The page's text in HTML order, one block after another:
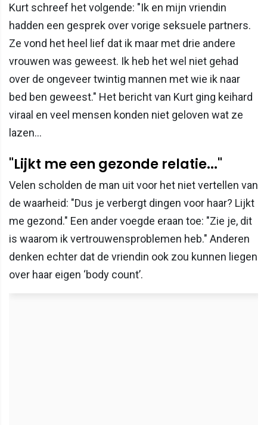
Kurt schreef het volgende: "Ik en mijn vriendin
hadden een gesprek over vorige seksuele partners.
Ze vond het heel lief dat ik maar met drie andere
vrouwen was geweest. Ik heb het wel niet gehad
over de ongeveer twintig mannen met wie ik naar
bed ben geweest." Het bericht van Kurt ging keihard
viraal en veel mensen konden niet geloven wat ze
lazen...
"Lijkt me een gezonde relatie..."
Velen scholden de man uit voor het niet vertellen van
de waarheid: "Dus je verbergt dingen voor haar? Lijkt
me gezond." Een ander voegde eraan toe: "Zie je, dit
is waarom ik vertrouwensproblemen heb." Anderen
denken echter dat de vriendin ook zou kunnen liegen
over haar eigen ‘body count’.